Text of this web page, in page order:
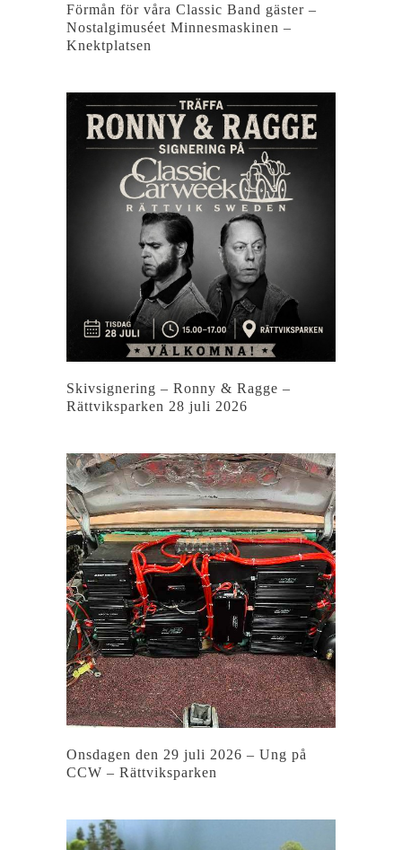
Förmån för våra Classic Band gäster –
Nostalgimuséet Minnesmaskinen –
Knektplatsen
Skivsignering – Ronny & Ragge –
Rättviksparken 28 juli 2026
Onsdagen den 29 juli 2026 – Ung på
CCW – Rättviksparken